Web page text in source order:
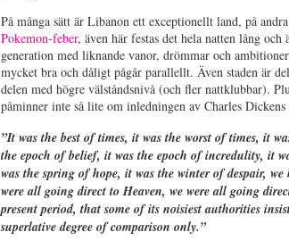
På många sätt är Libanon ett exceptionellt land, på
Pokemon-feber, även här festas det hela natten lång
generation med liknande vanor, drömmar och
mycket bra och dåligt pågår parallellt. Även staden är
delen med högre välståndsnivå (och fler nattklubbar).
påminner inte så lite om inledningen av Charles
”It was the best of times, it was the worst of times, it
the epoch of belief, it was the epoch of incredulity, it
was the spring of hope, it was the winter of despair,
were all going direct to Heaven, we were all going
present period, that some of its noisiest authorities
superlative degree of comparison only.”